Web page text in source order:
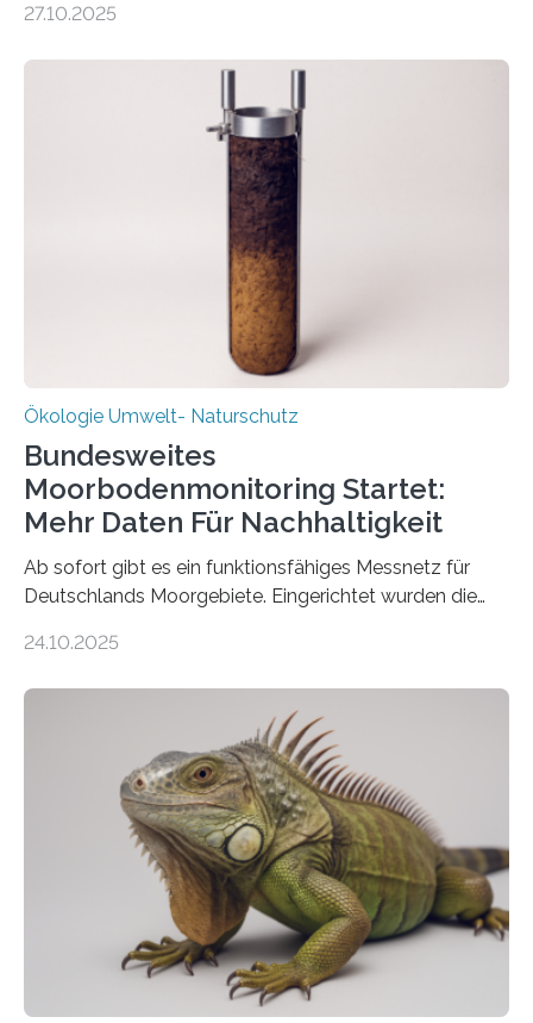
Potenzial nur dann entfalten können, wenn sie in
Veränderung der Wirtschaft wichtig ist, zeigt der vom
Deutschen Biomasseforschungszentrum und der
Stadtreinigung Leipzig konzipierte und am 24. Oktober
2025 offiziell eingeweihte Stadtrundgang „KreisLauf“. Er
ist ab sofort im Leipziger Stadtgebiet…
27.10.2025
Ökologie Umwelt- Naturschutz
Bundesweites
Moorbodenmonitoring Startet:
Mehr Daten Für Nachhaltigkeit
Ab sofort gibt es ein funktionsfähiges Messnetz für
Deutschlands Moorgebiete. Eingerichtet wurden die
vergangenen fünf Jahren von Wissenschaftlerinnen
heutigen Donnerstag übergeben sie ihren Bericht zur
Aufbauphase an den Auftraggeber, das
Bundesministerium für Landwirtschaft, Ernährung und
Heimat. Braunschweig/Eberswalde (23. Oktober 2025).
Ein Netz aus 155 Messstationen spannt sich neuerdings
über Deutschlands Moorböden. Eingerichtet wurden sie
in den vergangenen fünf Jahren von
Wissenschaftlerinnen und Wissenschaftlern des
Thünen-Instituts für Agrarklimaschutz…
24.10.2025